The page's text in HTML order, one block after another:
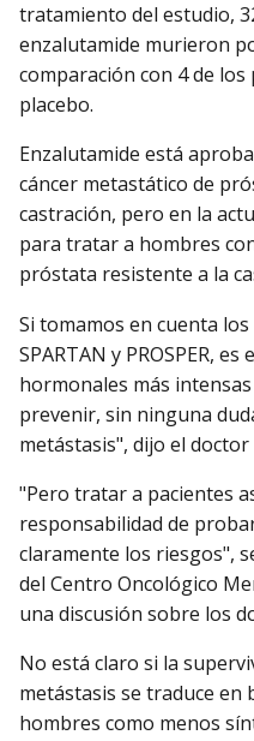
tratamiento del estudio,
enzalutamide murieron
comparación con 4 de
placebo.
Enzalutamide está
cáncer metastático de
castración, pero en la
para tratar a hombres
próstata resistente a la
Si tomamos en cuenta
SPARTAN y PROSPER,
hormonales más
prevenir, sin ninguna
metástasis", dijo el doctor
"Pero tratar a pacientes
responsabilidad de
claramente los riesgos",
del Centro Oncológico
una discusión sobre los
No está claro si la
metástasis se traduce en
hombres como menos